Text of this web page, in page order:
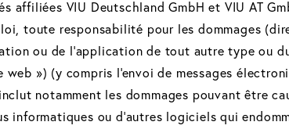
affiliées VIU Deutschland GmbH et VIU AT
toute responsabilité pour les dommages
ou de l'application de tout autre type ou
») (y compris l'envoi de messages
notamment les dommages pouvant être
informatiques ou d'autres logiciels qui